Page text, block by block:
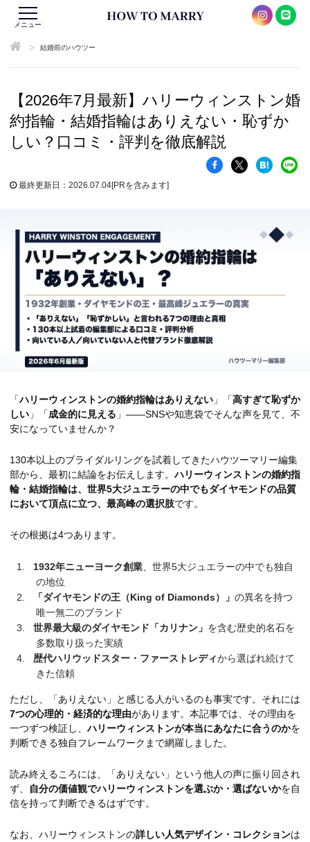
メニュー
> 結婚前のハウツー
【2026年7月最新】ハリーウィンストン婚
約指輪・結婚指輪はありえない・恥ずか
しい？口コミ・評判を徹底解説
最終更新日：2026.07.04[PRを含みます]
「ハリーウィンストンの婚約指輪はありえない 」「高すぎて恥ずか
しい 」「成金的に見える 」——SNSや知恵袋でそんな声を見て、不
安になっていませんか？
130本以上のブライダルリングを試着してきたハウツーマリー編集
部から、最初に結論をお伝えします。ハリーウィンストンの婚約指
輪・結婚指輪は、世界5大ジュエラーの中でもダイヤモンドの品質
において頂点に立つ、最高峰の選択肢です。
その根拠は4つあります。
1932年ニューヨーク創業 、世界5大ジュエラーの中でも独自
の地位
「ダイヤモンドの王（King of Diamonds）」 の異名を持つ
唯一無二のブランド
世界最大級のダイヤモンド「カリナン」 を含む歴史的名石を
多数取り扱った実績
歴代ハリウッドスター・ファーストレディから選ばれ続けて
きた信頼
ただし、「ありえない」と感じる人がいるのも事実です。それには
7つの心理的・経済的な理由があります。本記事では、その理由を
一つずつ検証し、ハリーウィンストンが本当にあなたに合うのかを
判断できる独自フレームワークまで網羅しました。
読み終えるころには、「ありえない」という他人の声に振り回され
ず、
自分の価値観でハリーウィンストンを選ぶか・選ばないかを自
信を持って判断できるはずです。
なお、ハリーウィンストンの詳しい人気デザイン・コレクションは